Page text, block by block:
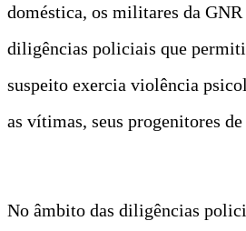
doméstica, os militares da
diligências policiais que
suspeito exercia violência
as vítimas, seus progenitores de
No âmbito das diligências